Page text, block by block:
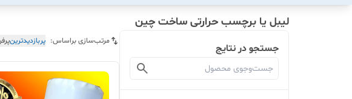
لیبل یا برچسب حرارتی ساخت چین
جستجو در نتایج
مرتب‌سازی براساس: پربازدیدترین